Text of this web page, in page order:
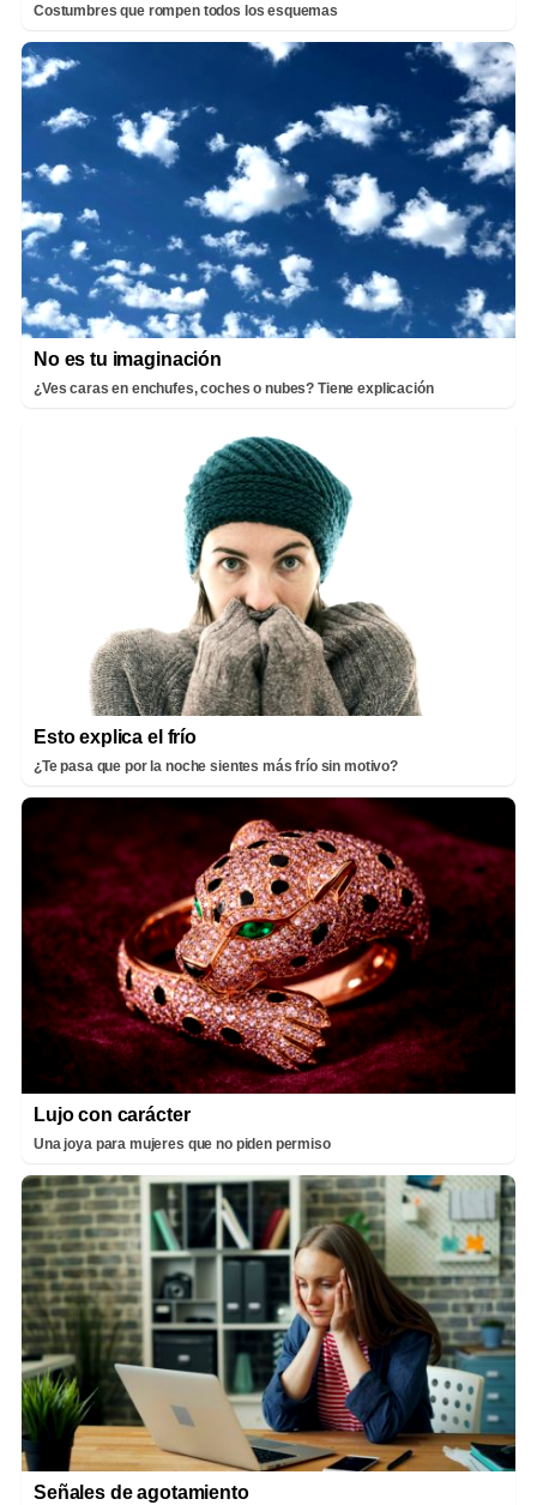
Costumbres que rompen todos los esquemas
No es tu imaginación
¿Ves caras en enchufes, coches o nubes? Tiene explicación
Esto explica el frío
¿Te pasa que por la noche sientes más frío sin motivo?
Lujo con carácter
Una joya para mujeres que no piden permiso
Señales de agotamiento